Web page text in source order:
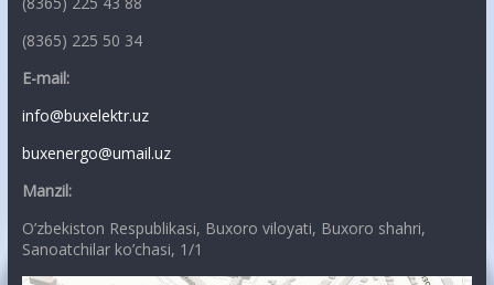
(8365) 225 50 34
E-mail:
info@buxelektr.uz
buxenergo@umail.uz
Manzil:
O’zbekiston Respublikasi, Buxoro viloyati, Buxoro shahri,
Sanoatchilar ko’chasi, 1/1